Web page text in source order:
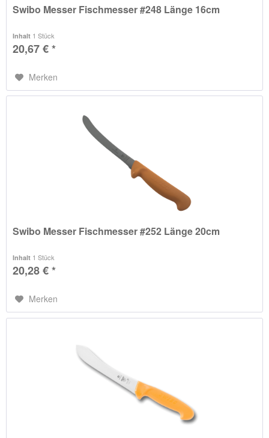
Swibo Messer Fischmesser #248 Länge 16cm
Inhalt 1 Stück
20,67 € *
Merken
Swibo Messer Fischmesser #252 Länge 20cm
Inhalt 1 Stück
20,28 € *
Merken